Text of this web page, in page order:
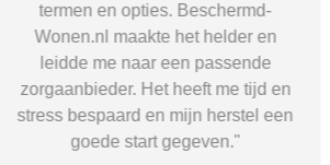
de juiste informatie te vinden en
doorverwijzingen naar
Dankzij hun site vond ik een
waar ik rust en structuur kreeg —
voel me nu veel stabieler."